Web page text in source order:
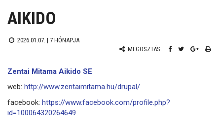
AIKIDO
2026.01.07. | 7 HÓNAPJA
MEGOSZTÁS:
Zentai Mitama Aikido SE
web: http://www.zentaimitama.hu/drupal/
facebook: https://www.facebook.com/profile.php?
id=100064320264649